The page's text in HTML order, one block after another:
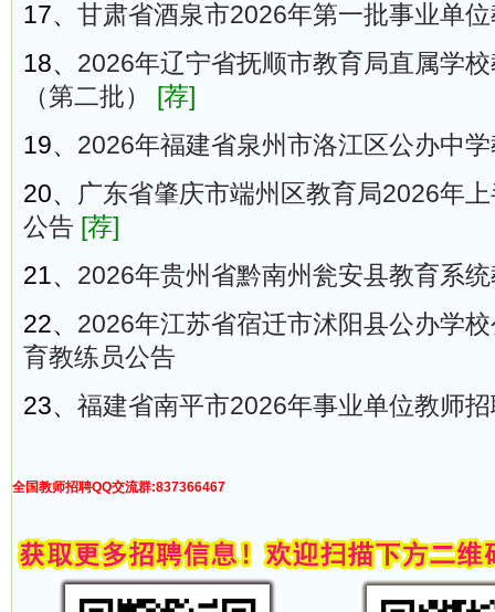
17、 甘肃省酒泉市2026年第一批事业单
18、 2026年辽宁省抚顺市教育局直属学
（第二批）
[荐]
19、 2026年福建省泉州市洛江区公办中
20、 广东省肇庆市端州区教育局2026年
公告 [荐]
21、 2026年贵州省黔南州瓮安县教育系
22、 2026年江苏省宿迁市沭阳县公办学
育教练员公告
23、 福建省南平市2026年事业单位教师
全国教师招聘QQ交流群:837366467